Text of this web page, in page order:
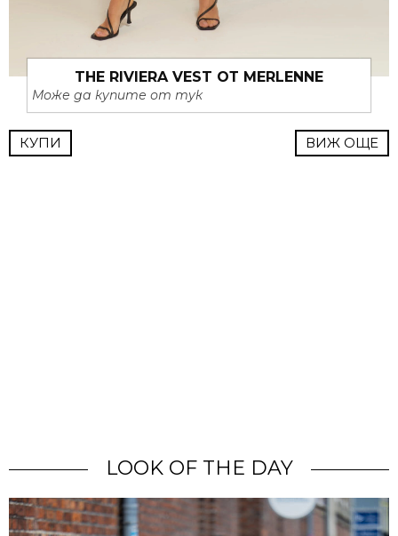
THE RIVIERA VEST ОТ MERLENNE
Може да купите от тук
КУПИ ВИЖ ОЩЕ
LOOK OF THE DAY